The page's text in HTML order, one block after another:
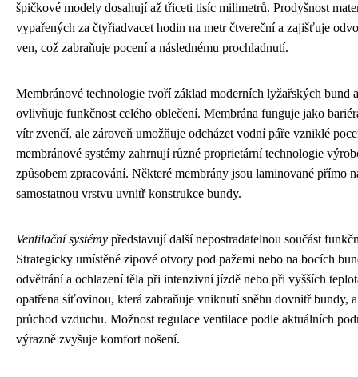
špičkové modely dosahují až třiceti tisíc milimetrů. Prodyšnost
vypařených za čtyřiadvacet hodin na metr čtvereční a zajišťuje
ven, což zabraňuje pocení a následnému prochladnutí.
Membránové technologie tvoří základ moderních lyžařských bund
ovlivňuje funkčnost celého oblečení. Membrána funguje jako
vítr zvenčí, ale zároveň umožňuje odcházet vodní páře vzniklé
membránové systémy zahrnují různé proprietární technologie
způsobem zpracování. Některé membrány jsou laminované přímo
samostatnou vrstvu uvnitř konstrukce bundy.
Ventilační systémy představují další nepostradatelnou součást
Strategicky umístěné zipové otvory pod pažemi nebo na bocích
odvětrání a ochlazení těla při intenzivní jízdě nebo při vyšších
opatřena síťovinou, která zabraňuje vniknutí sněhu dovnitř bundy,
průchod vzduchu. Možnost regulace ventilace podle aktuálních
výrazně zvyšuje komfort nošení.